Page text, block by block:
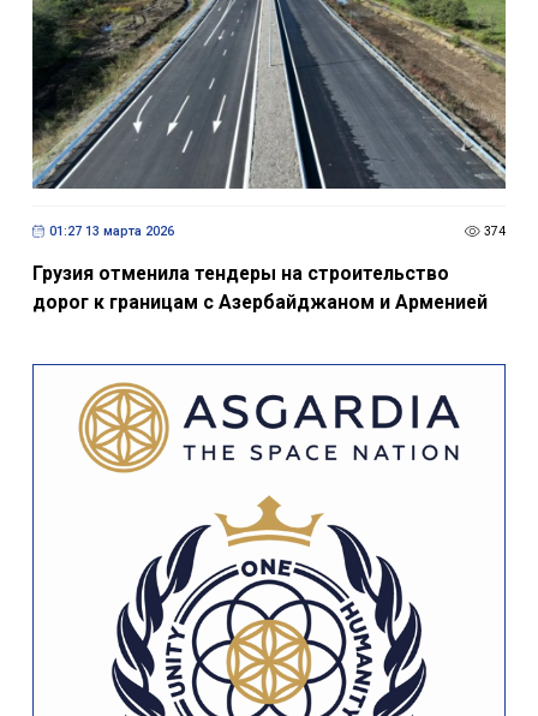
01:27 13 марта 2026 374
Грузия отменила тендеры на строительство
дорог к границам с Азербайджаном и Арменией